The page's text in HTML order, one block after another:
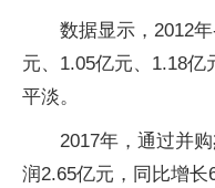
数据显示，2012
元、1.05亿元、1.18
平淡。
2017年，通过并
润2.65亿元，同比增长